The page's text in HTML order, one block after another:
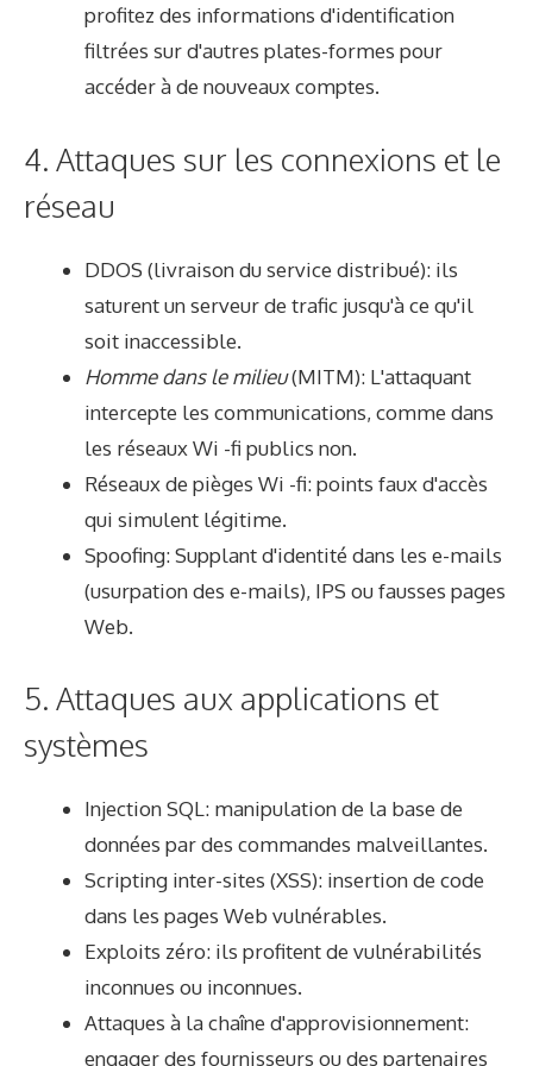
profitez des informations d'identification
filtrées sur d'autres plates-formes pour
accéder à de nouveaux comptes.
4. Attaques sur les connexions et le
réseau
DDOS (livraison du service distribué): ils
saturent un serveur de trafic jusqu'à ce qu'il
soit inaccessible.
Homme dans le milieu(MITM): L'attaquant
intercepte les communications, comme dans
les réseaux Wi -fi publics non.
Réseaux de pièges Wi -fi: points faux d'accès
qui simulent légitime.
Spoofing: Supplant d'identité dans les e-mails
(usurpation des e-mails), IPS ou fausses pages
Web.
5. Attaques aux applications et
systèmes
Injection SQL: manipulation de la base de
données par des commandes malveillantes.
Scripting inter-sites (XSS): insertion de code
dans les pages Web vulnérables.
Exploits zéro: ils profitent de vulnérabilités
inconnues ou inconnues.
Attaques à la chaîne d'approvisionnement:
engager des fournisseurs ou des partenaires